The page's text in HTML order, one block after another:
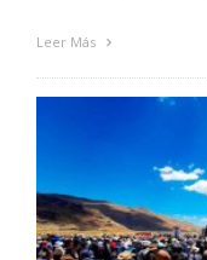
Leer Más